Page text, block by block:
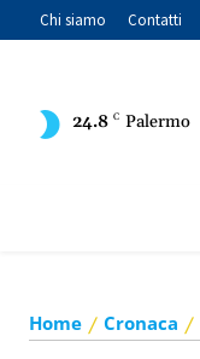
Chi siamo Contatti
24.8 C Palermo
Home Cronaca